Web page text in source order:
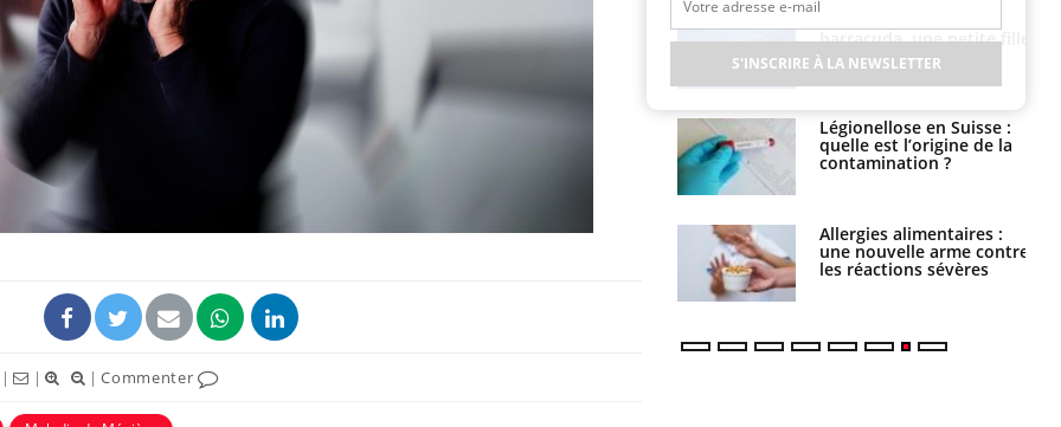
| | |Commenter
Fortes chaleurs :
pourquoi le risque de
noyade grimpe-t-il ?
freiner la propagation du
Pourquoi manger moins
que dit la science
Mordue par une tique en
barracuda, une petite fille
secourue grâce à un
réflexe essentiel
Légionellose en Suisse :
quelle est l’origine de la
contamination ?
Allergies alimentaires :
une nouvelle arme contre
les réactions sévères
S'INSCRIRE À LA NEWSLETTER